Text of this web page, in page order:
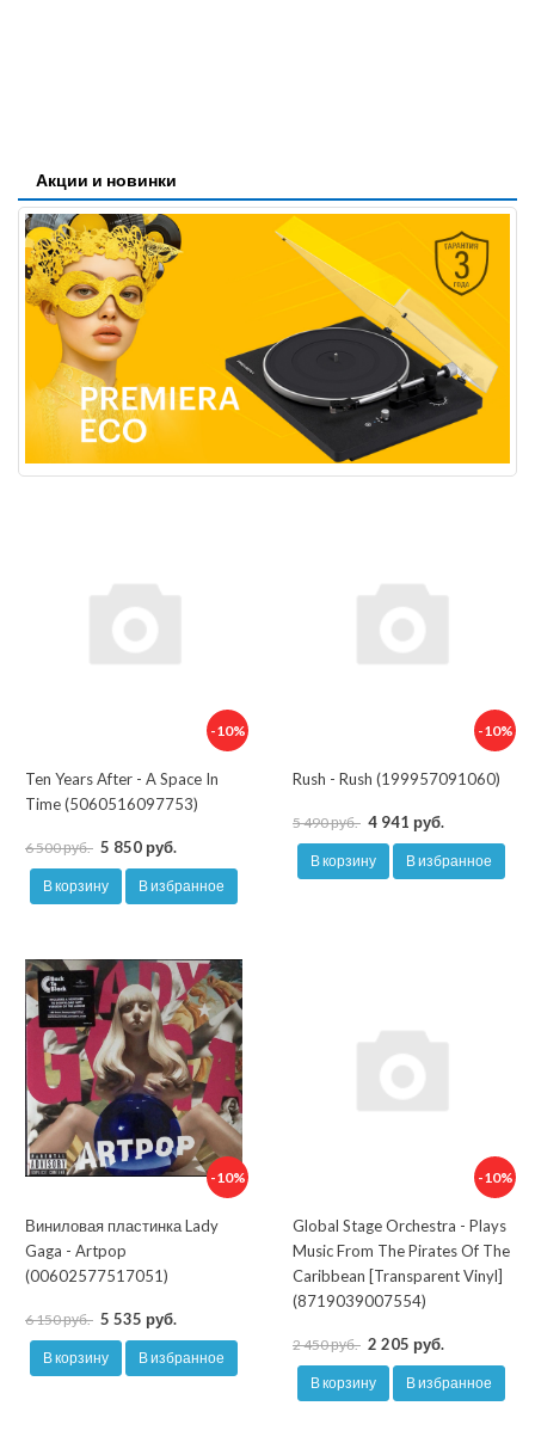
Акции и новинки
-10%
Ten Years After - A Space In
Time (5060516097753)
6 500 руб. 5 850 руб.
В корзину В избранное
-10%
Rush - Rush (199957091060)
5 490 руб. 4 941 руб.
В корзину В избранное
-10%
Виниловая пластинка Lady
Gaga - Artpop
(00602577517051)
6 150 руб. 5 535 руб.
В корзину В избранное
-10%
Global Stage Orchestra - Plays
Music From The Pirates Of The
Caribbean [Transparent Vinyl]
(8719039007554)
2 450 руб. 2 205 руб.
В корзину В избранное